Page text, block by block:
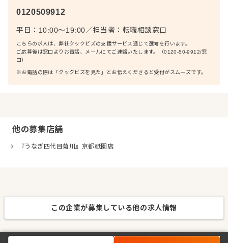
0120509912
平日：10:00〜19:00／担当者： 転職相談窓口
こちらの求人は、弊社クックビズの支援サービス通じて選考を行います。
ご応募後は窓口よりお電話、メールにてご連絡いたします。（0120-50-9912/窓
口）
※お電話の際は「クックビズを見た」とお伝えくださると受付がスムーズです。
他の募集店舗
『うなぎ四代目菊川』京都祇園店
この企業が募集している他の求人情報